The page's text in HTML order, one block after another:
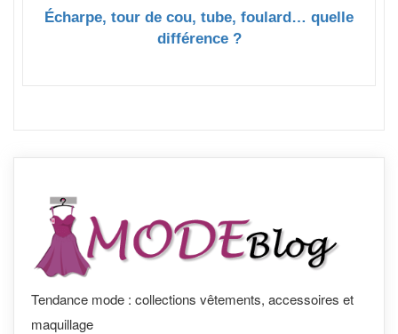
Écharpe, tour de cou, tube, foulard… quelle
différence ?
Tendance mode : collections vêtements, accessoires et
maquillage